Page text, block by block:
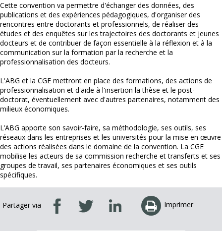
Cette convention va permettre d'échanger des données, des
publications et des expériences pédagogiques, d'organiser des
rencontres entre doctorants et professionnels, de réaliser des
études et des enquêtes sur les trajectoires des doctorants et jeunes
docteurs et de contribuer de façon essentielle à la réflexion et à la
communication sur la formation par la recherche et la
professionnalisation des docteurs.
L'ABG et la CGE mettront en place des formations, des actions de
professionnalisation et d'aide à l'insertion la thèse et le post-
doctorat, éventuellement avec d'autres partenaires, notamment des
milieux économiques.
L’ABG apporte son savoir-faire, sa méthodologie, ses outils, ses
réseaux dans les entreprises et les universités pour la mise en œuvre
des actions réalisées dans le domaine de la convention. La CGE
mobilise les acteurs de sa commission recherche et transferts et ses
groupes de travail, ses partenaires économiques et ses outils
spécifiques.
Partager via Imprimer